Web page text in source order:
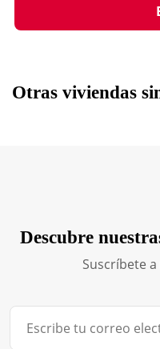
Otras viviendas
Descubre
Suscríbete